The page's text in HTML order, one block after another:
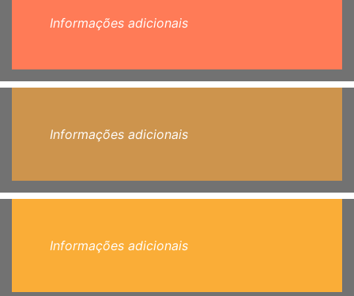
Informações adicionais
Informações adicionais
Informações adicionais